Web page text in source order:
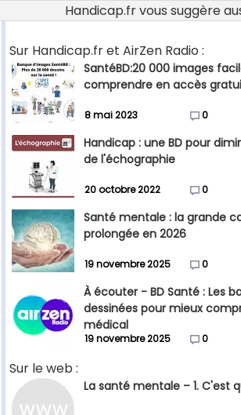
Handicap.fr vous suggère
Sur Handicap.fr et AirZen Radio :
SantéBD:20 000 images
comprendre en accès
8 mai 2023 0
Handicap : une BD pour
de l'échographie
20 octobre 2022 0
Santé mentale : la grande
prolongée en 2026
19 novembre 2025 0
À écouter - BD Santé : Les
dessinées pour mieux
médical
19 novembre 2025 0
Sur le web :
La santé mentale – 1. C'est